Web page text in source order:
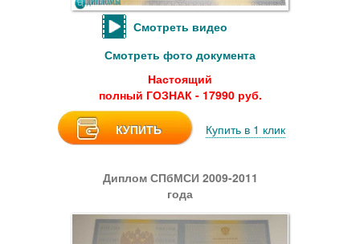
Смотреть видео
Смотреть фото документа
Настоящий
полный ГОЗНАК - 17990 руб.
КУПИТЬ Купить в 1 клик
Диплом СПбМСИ 2009-2011
года